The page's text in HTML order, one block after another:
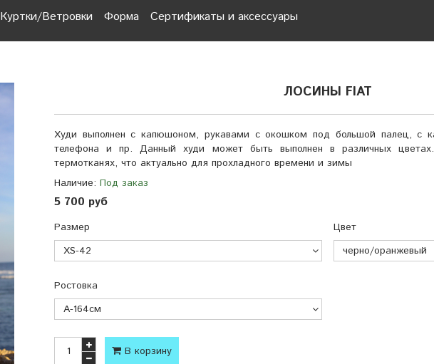
Куртки/Ветровки Форма Сертификаты и аксессуары
ЛОСИНЫ FIAT
Худи выполнен c капюшоном, рукавами с окошком под большой палец, с
телефона и пр. Данный худи может быть выполнен в различных
термотканях, что актуально для прохладного времени и зимы
Наличие: Под заказ
5 700 руб
Размер Цвет
Ростовка
В корзину